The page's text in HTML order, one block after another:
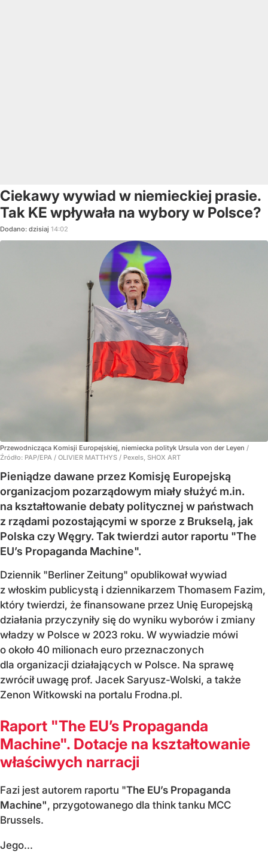
Ciekawy wywiad w niemieckiej prasie.
Tak KE wpływała na wybory w Polsce?
Dodano: dzisiaj 14:02
Przewodnicząca Komisji Europejskiej, niemiecka polityk Ursula von der Leyen /
Źródło: PAP/EPA / OLIVIER MATTHYS / Pexels, SHOX ART
Pieniądze dawane przez Komisję Europejską
organizacjom pozarządowym miały służyć m.in.
na kształtowanie debaty politycznej w państwach
z rządami pozostającymi w sporze z Brukselą, jak
Polska czy Węgry. Tak twierdzi autor raportu "The
EU’s Propaganda Machine".
Dziennik "Berliner Zeitung" opublikował wywiad
z włoskim publicystą i dziennikarzem Thomasem Fazim,
który twierdzi, że finansowane przez Unię Europejską
działania przyczyniły się do wyniku wyborów i zmiany
władzy w Polsce w 2023 roku. W wywiadzie mówi
o około 40 milionach euro przeznaczonych
dla organizacji działających w Polsce. Na sprawę
zwrócił uwagę prof. Jacek Saryusz-Wolski, a także
Zenon Witkowski na portalu Frodna.pl.
Raport "The EU’s Propaganda
Machine". Dotacje na kształtowanie
właściwych narracji
Fazi jest autorem raportu "The EU’s Propaganda
Machine", przygotowanego dla think tanku MCC
Brussels.
Jego...